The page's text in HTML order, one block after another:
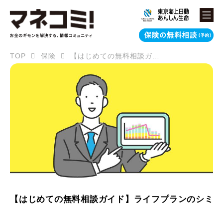
TOP 保険 【はじめての無料相談ガイド】ライフプランのシミュレーションで何がわかるの？
【はじめての無料相談ガイド】ライフプランのシミ